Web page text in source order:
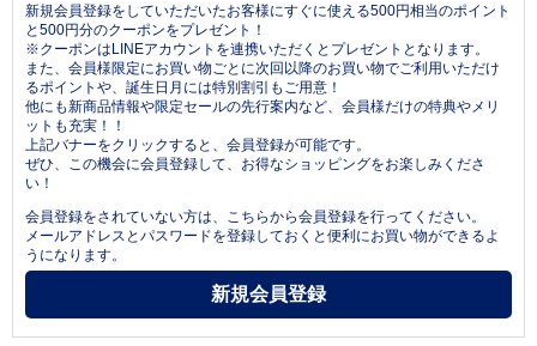
新規会員登録をしていただいたお客様にすぐに使える500円相当のポイント
と500円分のクーポンをプレゼント！
※クーポンはLINEアカウントを連携いただくとプレゼントとなります。
また、会員様限定にお買い物ごとに次回以降のお買い物でご利用いただけ
るポイントや、誕生日月には特別割引もご用意！
他にも新商品情報や限定セールの先行案内など、会員様だけの特典やメリ
ットも充実！！
上記バナーをクリックすると、会員登録が可能です。
ぜひ、この機会に会員登録して、お得なショッピングをお楽しみくださ
い！
会員登録をされていない方は、こちらから会員登録を行ってください。
メールアドレスとパスワードを登録しておくと便利にお買い物ができるよ
うになります。